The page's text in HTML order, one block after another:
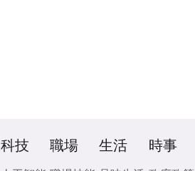
科技 職場 生活 時事